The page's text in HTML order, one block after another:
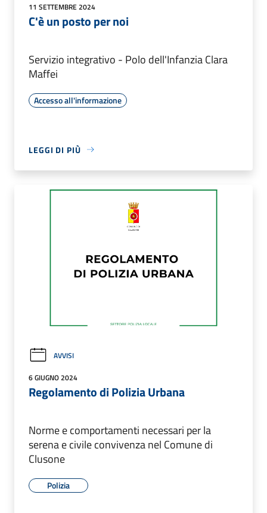
11 SETTEMBRE 2024
C'è un posto per noi
Servizio integrativo - Polo dell'Infanzia Clara
Maffei
Accesso all'informazione
LEGGI DI PIÙ
AVVISI
6 GIUGNO 2024
Regolamento di Polizia Urbana
Norme e comportamenti necessari per la
serena e civile convivenza nel Comune di
Clusone
Polizia